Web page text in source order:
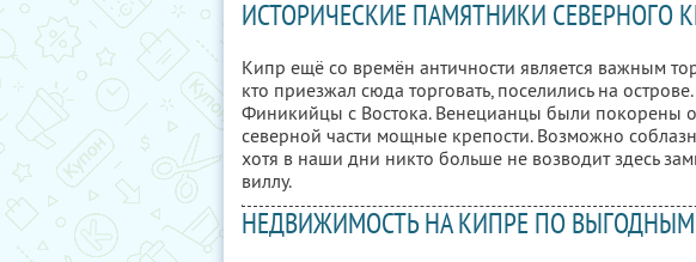
ИСТОРИЧЕСКИЕ ПАМЯТНИКИ СЕВЕРНОГО
Кипр ещё со времён античности является важным
кто приезжал сюда торговать, поселились на
Финикийцы с Востока. Венецианцы были покорены
северной части мощные крепости. Возможно соблазн
хотя в наши дни никто больше не возводит здесь
виллу.
НЕДВИЖИМОСТЬ НА КИПРЕ ПО